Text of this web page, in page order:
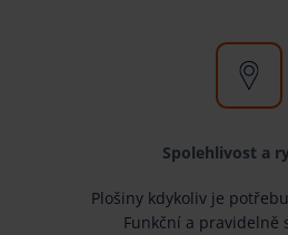
Spolehlivost a
Plošiny kdykoliv je
Funkční a pravidelně